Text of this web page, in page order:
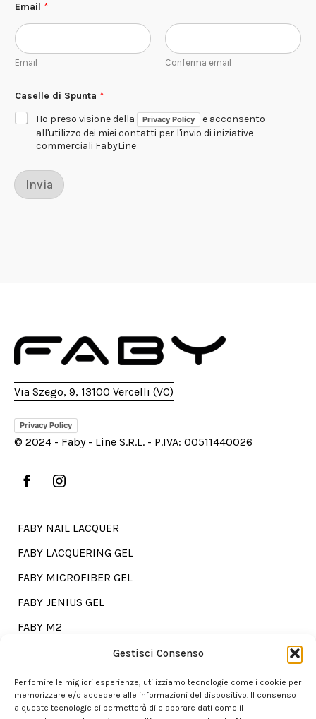
Gestisci Consenso
Per fornire le migliori esperienze, utilizziamo tecnologie come i cookie per
memorizzare e/o accedere alle informazioni del dispositivo. Il consenso
a queste tecnologie ci permetterà di elaborare dati come il
Email *
Email Conferma email
a
s
e
o
m
Caselle di Spunta *
Ho preso visione della
Privacy Policy
e acconsento
all'utilizzo dei miei contatti per l'invio di iniziative
commerciali FabyLine
Invia
Via Szego, 9, 13100 Vercelli (VC)
Privacy Policy
© 2024 - Faby - Line S.R.L. - P.IVA: 00511440026
FABY NAIL LACQUER
FABY LACQUERING GEL
FABY MICROFIBER GEL
FABY JENIUS GEL
FABY M2